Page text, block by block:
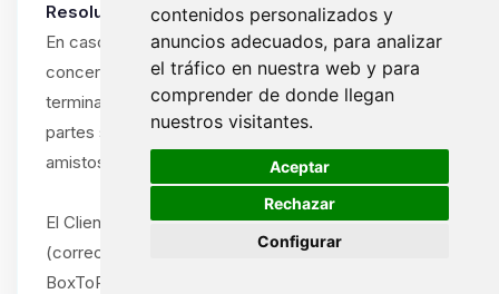
contenidos personalizados y
anuncios adecuados, para analizar
el tráfico en nuestra web y para
comprender de donde llegan
nuestros visitantes.
Aceptar
Rechazar
Configurar
Resolución amistosa obligatoria:
En caso de disputa entre el Cliente y ByteLogic
concerniente a la interpretación, ejecución o
terminación de estos Términos y Condiciones, las
partes se comprometen a intentar resolver la disputa
amistosamente antes de cualquier acción legal.
El Cliente debe notificar la disputa por escrito
(correo electrónico o carta certificada) al soporte de
BoxToPlay.com, describiendo la naturaleza del
🍪